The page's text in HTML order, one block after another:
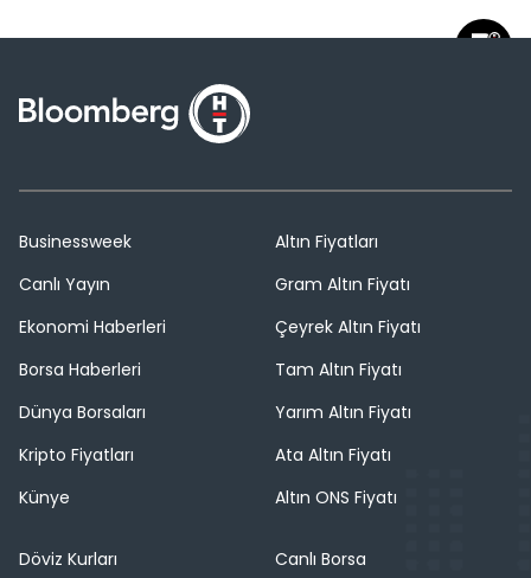
Businessweek
Canlı Yayın
Ekonomi Haberleri
Borsa Haberleri
Dünya Borsaları
Kripto Fiyatları
Künye
Altın Fiyatları
Gram Altın Fiyatı
Çeyrek Altın Fiyatı
Tam Altın Fiyatı
Yarım Altın Fiyatı
Ata Altın Fiyatı
Altın ONS Fiyatı
Döviz Kurları
Canlı Borsa